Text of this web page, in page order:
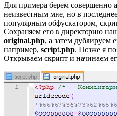
Для примера берем совершенно
неизвестным мне, но в
популярным обфускатором,
Сохраняем его в директорию
original.php, а затем дублируем
например, script.php. Позже я
Открываем скрипт и начинаем